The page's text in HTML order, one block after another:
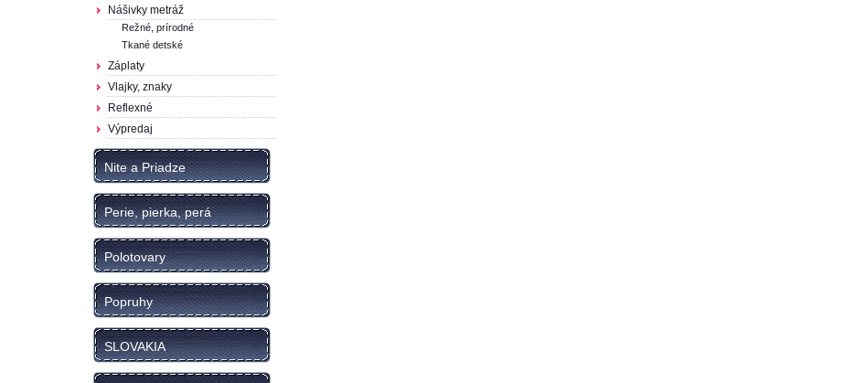
Nášivky metráž
Režné, prírodné
Tkané detské
Záplaty
Vlajky, znaky
Reflexné
Výpredaj
Nite a Priadze
Perie, pierka, perá
Polotovary
Popruhy
SLOVAKIA